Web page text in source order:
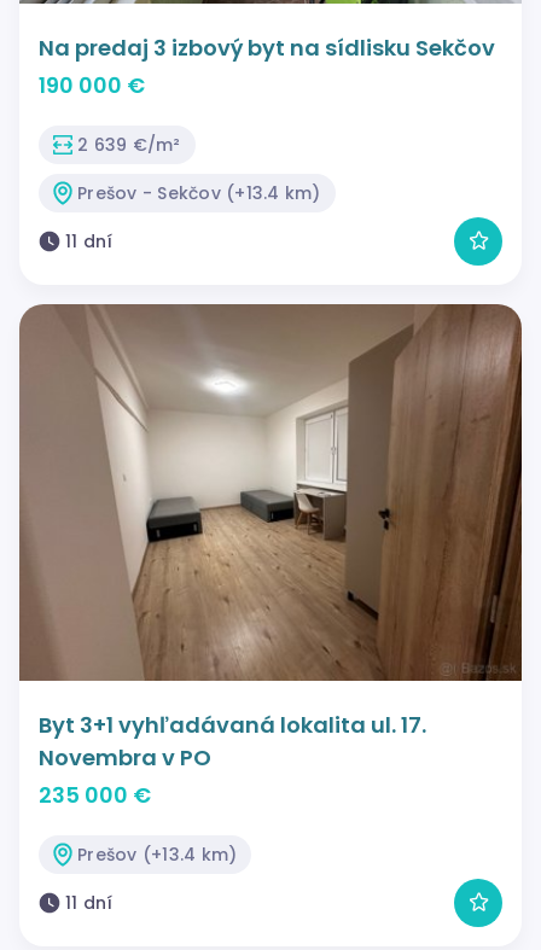
Na predaj 3 izbový byt na sídlisku Sekčov
190 000 €
2 639 €/m²
Prešov - Sekčov (+13.4 km)
11 dní
Byt 3+1 vyhľadávaná lokalita ul. 17.
Novembra v PO
235 000 €
Prešov (+13.4 km)
11 dní